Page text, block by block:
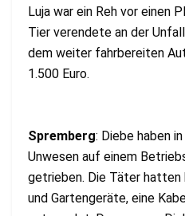
Luja war ein Reh vor einen
Tier verendete an der
dem weiter fahrbereiten
1.500 Euro.
Spremberg: Diebe haben
Unwesen auf einem
getrieben. Die Täter hatten
und Gartengeräte, eine